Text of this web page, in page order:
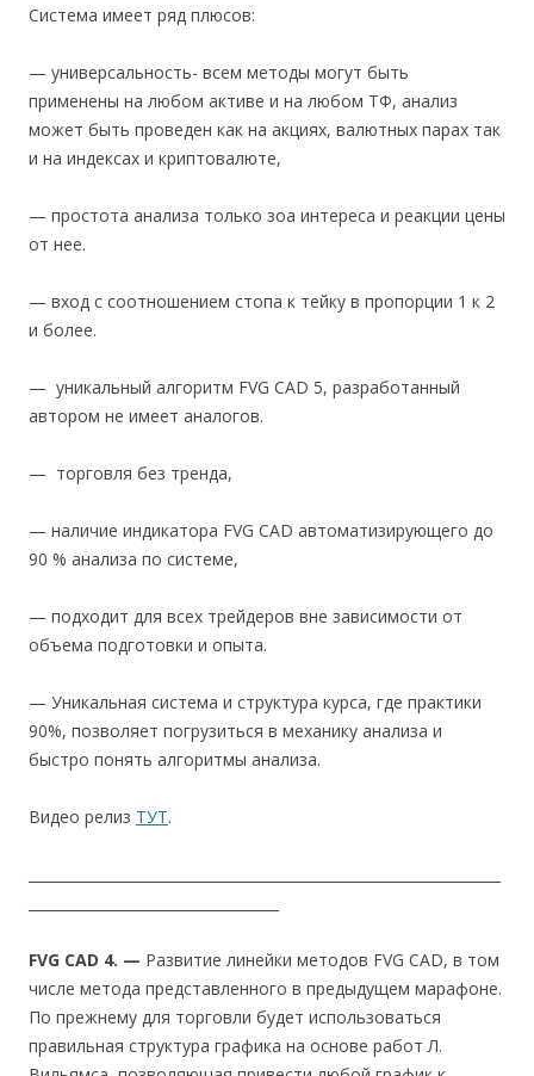
Система имеет ряд плюсов:
— универсальность- всем методы могут быть
применены на любом активе и на любом ТФ, анализ
может быть проведен как на акциях, валютных парах так
и на индексах и криптовалюте,
— простота анализа только зоа интереса и реакции цены
от нее.
— вход с соотношением стопа к тейку в пропорции 1 к 2
и более.
— уникальный алгоритм FVG CAD 5, разработанный
автором не имеет аналогов.
— торговля без тренда,
— наличие индикатора FVG CAD автоматизирующего до
90 % анализа по системе,
— подходит для всех трейдеров вне зависимости от
объема подготовки и опыта.
— Уникальная система и структура курса, где практики
90%, позволяет погрузиться в механику анализа и
быстро понять алгоритмы анализа.
Видео релиз ТУТ.
FVG CAD 4. — Развитие линейки методов FVG CAD, в том
числе метода представленного в предыдущем марафоне.
По прежнему для торговли будет использоваться
правильная структура графика на основе работ Л.